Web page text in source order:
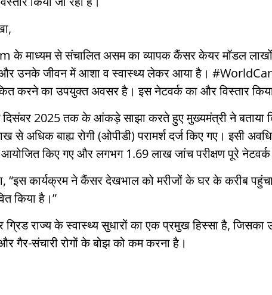
के माध्यम से संचालित असम का व्यापक कैंसर केयर मॉडल
उनके जीवन में आशा व स्वास्थ्य लेकर आया है।
करने का उपयुक्त अवसर है। इस नेटवर्क का और विस्तार
2025 तक के आंकड़े साझा करते हुए मुख्यमंत्री ने बताया
से अधिक बाह्य रोगी (ओपीडी) परामर्श दर्ज किए गए। इसी
किए गए और लगभग 1.69 लाख जांच परीक्षण पूरे
“इस कार्यक्रम ने कैंसर देखभाल को मरीजों के घर के करीब
किया है।”
राज्य के स्वास्थ्य सुधारों का एक प्रमुख हिस्सा है, जिसका
गैर-संचारी रोगों के बोझ को कम करना है।